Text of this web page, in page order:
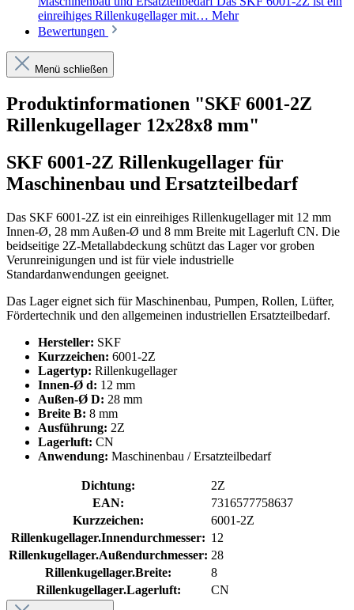
einreihiges Rillenkugellager mit… Mehr
Bewertungen
Menü schließen
Produktinformationen "SKF 6001-2Z
Rillenkugellager 12x28x8 mm"
SKF 6001-2Z Rillenkugellager für
Maschinenbau und Ersatzteilbedarf
Das SKF 6001-2Z ist ein einreihiges Rillenkugellager mit 12 mm
Innen-Ø, 28 mm Außen-Ø und 8 mm Breite mit Lagerluft CN. Die
beidseitige 2Z-Metallabdeckung schützt das Lager vor groben
Verunreinigungen und ist für viele industrielle
Standardanwendungen geeignet.
Das Lager eignet sich für Maschinenbau, Pumpen, Rollen, Lüfter,
Fördertechnik und den allgemeinen industriellen Ersatzteilbedarf.
Hersteller: SKF
Kurzzeichen: 6001-2Z
Lagertyp: Rillenkugellager
Innen-Ø d: 12 mm
Außen-Ø D: 28 mm
Breite B: 8 mm
Ausführung: 2Z
Lagerluft: CN
Anwendung: Maschinenbau / Ersatzteilbedarf
Dichtung:
2Z
EAN:
7316577758637
Kurzzeichen:
6001-2Z
Rillenkugellager.Innendurchmesser: 12
Rillenkugellager.Außendurchmesser: 28
Rillenkugellager.Breite:
8
Rillenkugellager.Lagerluft:
CN